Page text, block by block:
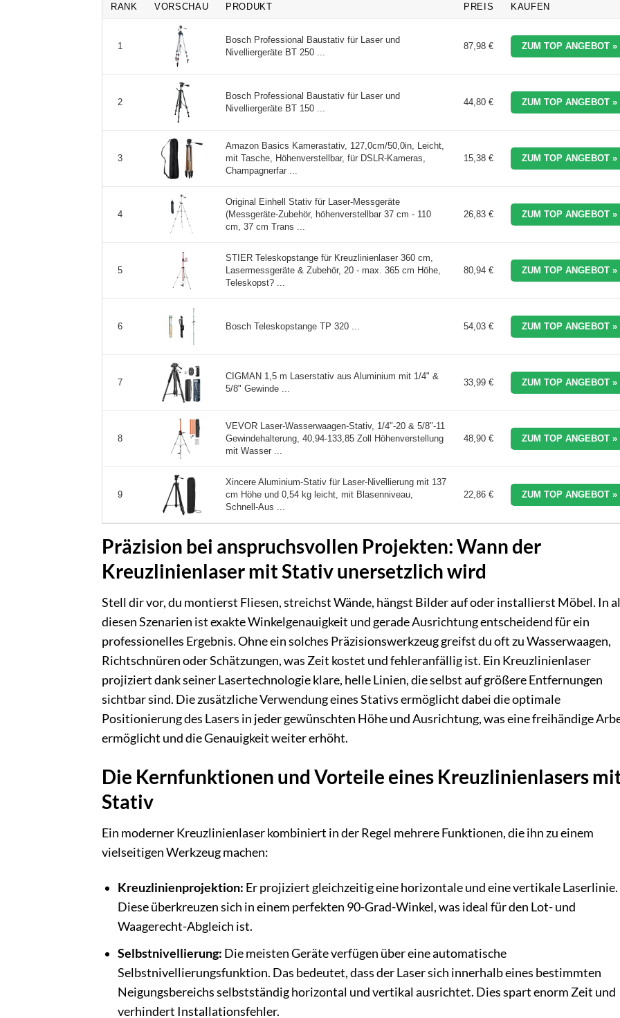
RANK VORSCHAU PRODUKT PREIS KAUFEN
1
Bosch Professional Baustativ für Laser und
Nivelliergeräte BT 250 ...
87,98 € ZUM TOP ANGEBOT »
2
Bosch Professional Baustativ für Laser und
Nivelliergeräte BT 150 ...
44,80 € ZUM TOP ANGEBOT »
3
Amazon Basics Kamerastativ, 127,0cm/50,0in, Leicht,
mit Tasche, Höhenverstellbar, für DSLR-Kameras,
Champagnerfar ...
15,38 € ZUM TOP ANGEBOT »
4
Original Einhell Stativ für Laser-Messgeräte
(Messgeräte-Zubehör, höhenverstellbar 37 cm - 110
cm, 37 cm Trans ...
26,83 € ZUM TOP ANGEBOT »
5
STIER Teleskopstange für Kreuzlinienlaser 360 cm,
Lasermessgeräte & Zubehör, 20 - max. 365 cm Höhe,
Teleskopst? ...
80,94 € ZUM TOP ANGEBOT »
6 Bosch Teleskopstange TP 320 ... 54,03 € ZUM TOP ANGEBOT »
7
CIGMAN 1,5 m Laserstativ aus Aluminium mit 1/4" &
5/8" Gewinde ...
33,99 € ZUM TOP ANGEBOT »
8
VEVOR Laser-Wasserwaagen-Stativ, 1/4"-20 & 5/8"-11
Gewindehalterung, 40,94-133,85 Zoll Höhenverstellung
mit Wasser ...
48,90 € ZUM TOP ANGEBOT »
9
Xincere Aluminium-Stativ für Laser-Nivellierung mit 137
cm Höhe und 0,54 kg leicht, mit Blasenniveau,
Schnell-Aus ...
22,86 € ZUM TOP ANGEBOT »
Präzision bei anspruchsvollen Projekten: Wann der
Kreuzlinienlaser mit Stativ unersetzlich wird
Stell dir vor, du montierst Fliesen, streichst Wände, hängst Bilder auf oder installierst Möbel. In
diesen Szenarien ist exakte Winkelgenauigkeit und gerade Ausrichtung entscheidend für ein
professionelles Ergebnis. Ohne ein solches Präzisionswerkzeug greifst du oft zu Wasserwaagen,
Richtschnüren oder Schätzungen, was Zeit kostet und fehleranfällig ist. Ein Kreuzlinienlaser
projiziert dank seiner Lasertechnologie klare, helle Linien, die selbst auf größere Entfernungen
sichtbar sind. Die zusätzliche Verwendung eines Stativs ermöglicht dabei die optimale
Positionierung des Lasers in jeder gewünschten Höhe und Ausrichtung, was eine freihändige
ermöglicht und die Genauigkeit weiter erhöht.
Die Kernfunktionen und Vorteile eines Kreuzlinienlasers
Stativ
Ein moderner Kreuzlinienlaser kombiniert in der Regel mehrere Funktionen, die ihn zu einem
vielseitigen Werkzeug machen:
Kreuzlinienprojektion: Er projiziert gleichzeitig eine horizontale und eine vertikale Laserlinie.
Diese überkreuzen sich in einem perfekten 90-Grad-Winkel, was ideal für den Lot- und
Waagerecht-Abgleich ist.
Selbstnivellierung: Die meisten Geräte verfügen über eine automatische
Selbstnivellierungsfunktion. Das bedeutet, dass der Laser sich innerhalb eines bestimmten
Neigungsbereichs selbstständig horizontal und vertikal ausrichtet. Dies spart enorm Zeit und
verhindert Installationsfehler.